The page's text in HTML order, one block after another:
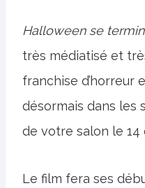
Halloween se
très médiatisé et
franchise d’horreur
désormais dans les
de votre salon le 14
Le film fera ses